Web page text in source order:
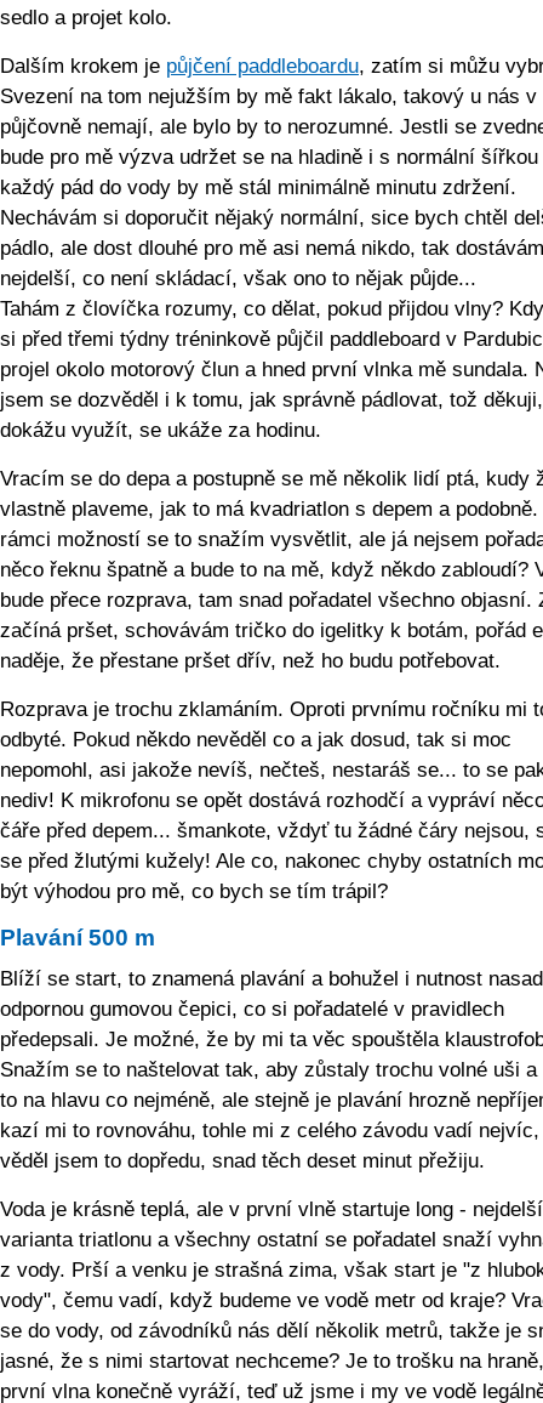
sedlo a projet kolo.
Dalším krokem je půjčení paddleboardu, zatím si můžu
Svezení na tom nejužším by mě fakt lákalo, takový u nás v
půjčovně nemají, ale bylo by to nerozumné. Jestli se
bude pro mě výzva udržet se na hladině i s normální šířkou
každý pád do vody by mě stál minimálně minutu zdržení.
Nechávám si doporučit nějaký normální, sice bych chtěl
pádlo, ale dost dlouhé pro mě asi nemá nikdo, tak dostávám
nejdelší, co není skládací, však ono to nějak půjde...
Tahám z človíčka rozumy, co dělat, pokud přijdou vlny?
si před třemi týdny tréninkově půjčil paddleboard v
projel okolo motorový člun a hned první vlnka mě sundala.
jsem se dozvěděl i k tomu, jak správně pádlovat, tož
dokážu využít, se ukáže za hodinu.
Vracím se do depa a postupně se mě několik lidí ptá, kudy
vlastně plaveme, jak to má kvadriatlon s depem a podobně.
rámci možností se to snažím vysvětlit, ale já nejsem
něco řeknu špatně a bude to na mě, když někdo zabloudí?
bude přece rozprava, tam snad pořadatel všechno objasní.
začíná pršet, schovávám tričko do igelitky k botám, pořád
naděje, že přestane pršet dřív, než ho budu potřebovat.
Rozprava je trochu zklamáním. Oproti prvnímu ročníku mi
odbyté. Pokud někdo nevěděl co a jak dosud, tak si moc
nepomohl, asi jakože nevíš, nečteš, nestaráš se... to se
nediv! K mikrofonu se opět dostává rozhodčí a vypráví
čáře před depem... šmankote, vždyť tu žádné čáry nejsou,
se před žlutými kužely! Ale co, nakonec chyby ostatních
být výhodou pro mě, co bych se tím trápil?
Plavání 500 m
Blíží se start, to znamená plavání a bohužel i nutnost
odpornou gumovou čepici, co si pořadatelé v pravidlech
předepsali. Je možné, že by mi ta věc spouštěla
Snažím se to naštelovat tak, aby zůstaly trochu volné uši a
to na hlavu co nejméně, ale stejně je plavání hrozně
kazí mi to rovnováhu, tohle mi z celého závodu vadí nejvíc,
věděl jsem to dopředu, snad těch deset minut přežiju.
Voda je krásně teplá, ale v první vlně startuje long - nejdelší
varianta triatlonu a všechny ostatní se pořadatel snaží
z vody. Prší a venku je strašná zima, však start je "z
vody", čemu vadí, když budeme ve vodě metr od kraje?
se do vody, od závodníků nás dělí několik metrů, takže je
jasné, že s nimi startovat nechceme? Je to trošku na
první vlna konečně vyráží, teď už jsme i my ve vodě